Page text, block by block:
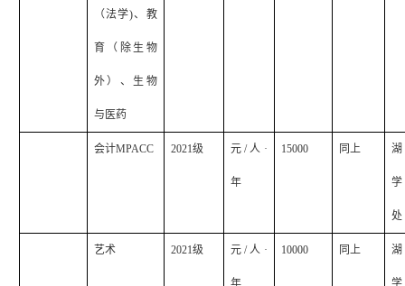
（法学)、教
育（除生物
外）、生物
与医药
会计MPACC 2021级 元/人·
年
15000 同上
处
艺术 2021级 元/人· 10000 同上